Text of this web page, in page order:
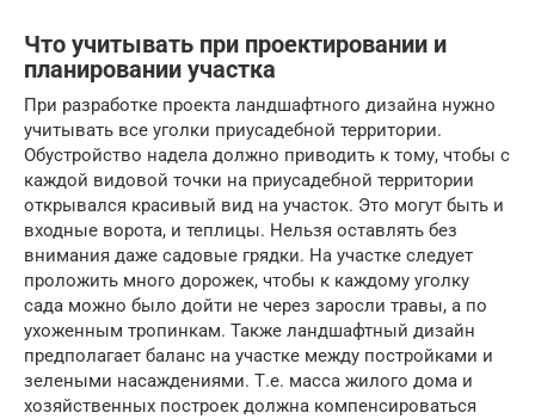
Что учитывать при проектировании и
планировании участка
При разработке проекта ландшафтного дизайна нужно
учитывать все уголки приусадебной территории.
Обустройство надела должно приводить к тому, чтобы с
каждой видовой точки на приусадебной территории
открывался красивый вид на участок. Это могут быть и
входные ворота, и теплицы. Нельзя оставлять без
внимания даже садовые грядки. На участке следует
проложить много дорожек, чтобы к каждому уголку
сада можно было дойти не через заросли травы, а по
ухоженным тропинкам. Также ландшафтный дизайн
предполагает баланс на участке между постройками и
зелеными насаждениями. Т.е. масса жилого дома и
хозяйственных построек должна компенсироваться